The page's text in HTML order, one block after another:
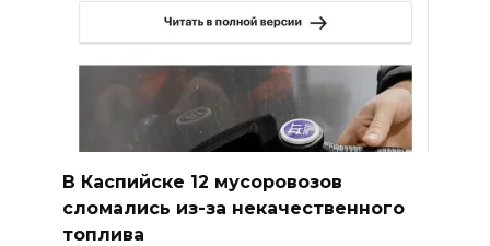
В Каспийске 12 мусоровозов
сломались из-за некачественного
топлива